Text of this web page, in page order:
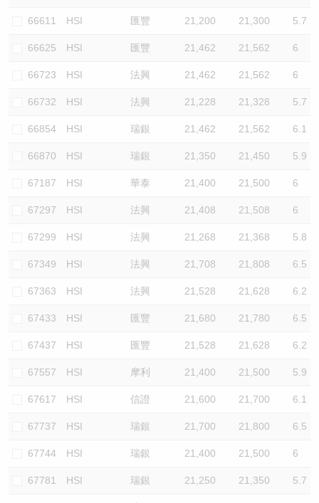
66611 HSI 匯豐 21,200 21,300 5.7
66625 HSI 匯豐 21,462 21,562 6
66723 HSI 法興 21,462 21,562 6
66732 HSI 法興 21,228 21,328 5.7
66854 HSI 瑞銀 21,462 21,562 6.1
66870 HSI 瑞銀 21,350 21,450 5.9
67187 HSI 華泰 21,400 21,500 6
67297 HSI 法興 21,408 21,508 6
67299 HSI 法興 21,268 21,368 5.8
67349 HSI 法興 21,708 21,808 6.5
67363 HSI 法興 21,528 21,628 6.2
67433 HSI 匯豐 21,680 21,780 6.5
67437 HSI 匯豐 21,528 21,628 6.2
67557 HSI 摩利 21,400 21,500 5.9
67617 HSI 信證 21,600 21,700 6.1
67737 HSI 瑞銀 21,700 21,800 6.5
67744 HSI 瑞銀 21,400 21,500 6
67781 HSI 瑞銀 21,250 21,350 5.7